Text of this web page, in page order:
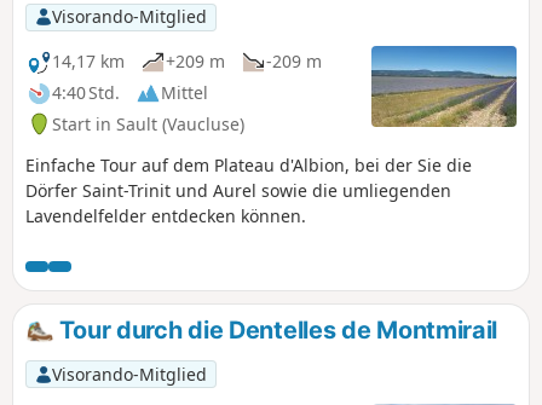
Visorando-Mitglied
14,17 km
+209 m
-209 m
4:40 Std.
Mittel
Start in Sault (Vaucluse)
Einfache Tour auf dem Plateau d'Albion, bei der Sie die
Dörfer Saint-Trinit und Aurel sowie die umliegenden
Lavendelfelder entdecken können.
Tour durch die Dentelles de Montmirail
Visorando-Mitglied